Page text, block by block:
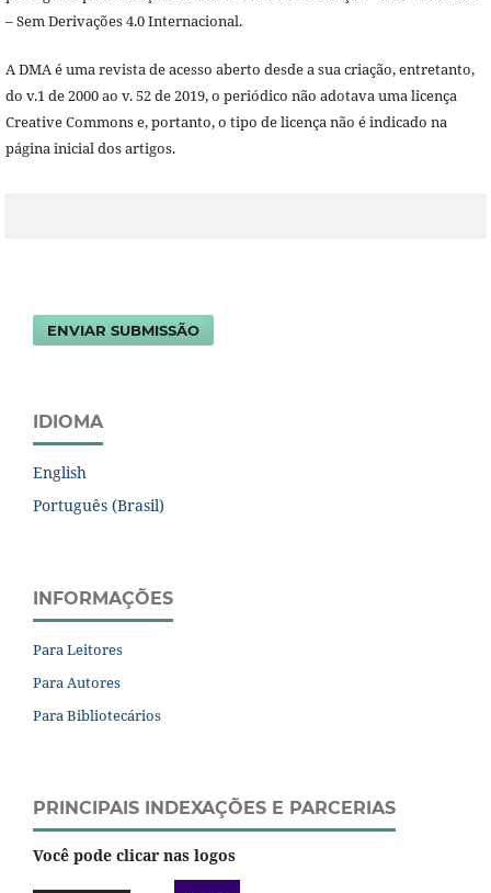
– Sem Derivações 4.0 Internacional.
A DMA é uma revista de acesso aberto desde a sua criação, entretanto,
do v.1 de 2000 ao v. 52 de 2019, o periódico não adotava uma licença
Creative Commons e, portanto, o tipo de licença não é indicado na
página inicial dos artigos.
ENVIAR SUBMISSÃO
IDIOMA
English
Português (Brasil)
INFORMAÇÕES
Para Leitores
Para Autores
Para Bibliotecários
PRINCIPAIS INDEXAÇÕES E PARCERIAS
Você pode clicar nas logos